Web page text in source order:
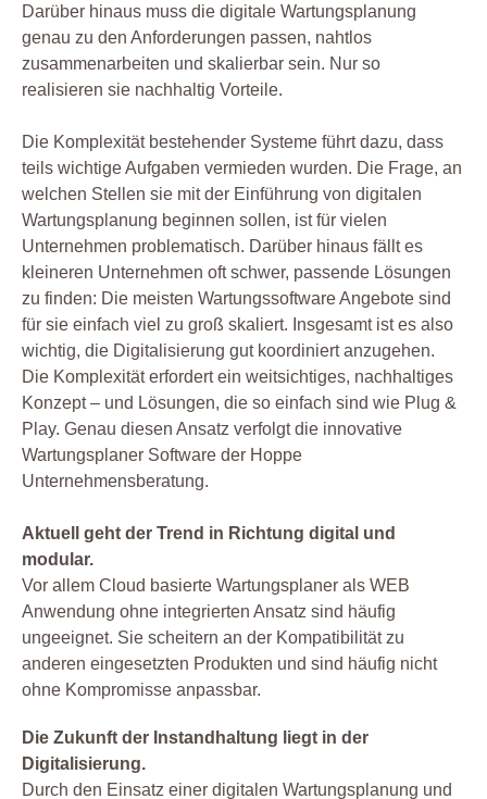
Darüber hinaus muss die digitale Wartungsplanung
genau zu den Anforderungen passen, nahtlos
zusammenarbeiten und skalierbar sein. Nur so
realisieren sie nachhaltig Vorteile.
Die Komplexität bestehender Systeme führt dazu, dass
teils wichtige Aufgaben vermieden wurden. Die Frage, an
welchen Stellen sie mit der Einführung von digitalen
Wartungsplanung beginnen sollen, ist für vielen
Unternehmen problematisch. Darüber hinaus fällt es
kleineren Unternehmen oft schwer, passende Lösungen
zu finden: Die meisten Wartungssoftware Angebote sind
für sie einfach viel zu groß skaliert. Insgesamt ist es also
wichtig, die Digitalisierung gut koordiniert anzugehen.
Die Komplexität erfordert ein weitsichtiges, nachhaltiges
Konzept – und Lösungen, die so einfach sind wie Plug &
Play. Genau diesen Ansatz verfolgt die innovative
Wartungsplaner Software der Hoppe
Unternehmensberatung.
Aktuell geht der Trend in Richtung digital und
modular.
Vor allem Cloud basierte Wartungsplaner als WEB
Anwendung ohne integrierten Ansatz sind häufig
ungeeignet. Sie scheitern an der Kompatibilität zu
anderen eingesetzten Produkten und sind häufig nicht
ohne Kompromisse anpassbar.
Die Zukunft der Instandhaltung liegt in der
Digitalisierung.
Durch den Einsatz einer digitalen Wartungsplanung und